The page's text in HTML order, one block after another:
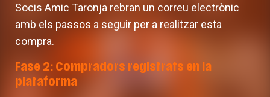
Socis Amic Taronja rebran un correu electrònic
amb els passos a seguir per a realitzar esta
compra.
Fase 2: Compradors registrats en la
plataforma